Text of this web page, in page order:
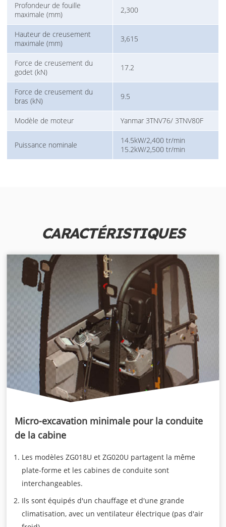
Profondeur de fouille
maximale (mm)
2,300
Hauteur de creusement
maximale (mm)
3,615
Force de creusement du
godet (kN)
17.2
Force de creusement du
bras (kN)
9.5
Modèle de moteur Yanmar 3TNV76/ 3TNV80F
Puissance nominale
14.5kW/2,400 tr/min
15.2kW/2,500 tr/min
CARACTÉRISTIQUES
Micro-excavation minimale pour la conduite
de la cabine
Les modèles ZG018U et ZG020U partagent la même
plate-forme et les cabines de conduite sont
interchangeables.
Ils sont équipés d'un chauffage et d'une grande
climatisation, avec un ventilateur électrique (pas d'air